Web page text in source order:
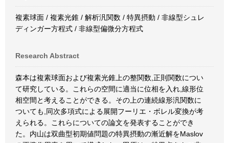
複素球面 / 複素光錐 / 解析汎関数 / 特異摂動 / 非線型シュレ
ディンガー方程式 / 非線型偏微分方程式
Research Abstract
森本は複素球面および複素光錐上の整関数,正則関数につい
て研究している。これらの空間に適当に位相を入れ,線形位
相空間と考えることができる。その上の連続線形汎関数に
ついても,同次多項式による展開フーリエ・ボレル変換が考
えられる。これらについての論文を発表することができ
た。内山は双曲型初期値問題の特異摂動の漸近解をMaslov